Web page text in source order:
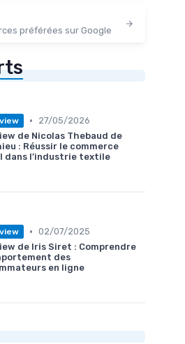
préférées sur Google
•
27/05/2026
de Nicolas Thebaud de
: Réussir le commerce
dans l’industrie textile
• 02/07/2025
de Iris Siret : Comprendre
des
en ligne